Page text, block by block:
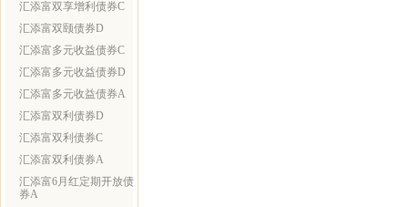
汇添富双享增利债券C
汇添富双颐债券D
汇添富多元收益债券C
汇添富多元收益债券D
汇添富多元收益债券A
汇添富双利债券D
汇添富双利债券C
汇添富双利债券A
汇添富6月红定期开放债
券A